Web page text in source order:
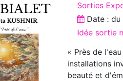
Sorties
Date : du
Idée sortie
« Près de
installations
beauté et